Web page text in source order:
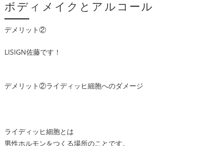
デメリット②
ボディメイクとアルコール
LISIGN佐藤です！
デメリット②ライディッヒ細胞へのダメージ
ライディッヒ細胞とは
男性ホルモンをつくる場所のことです。